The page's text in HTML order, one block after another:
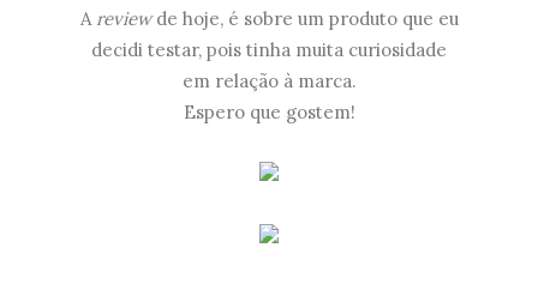
A reviewde hoje, é sobre um produto que eu
decidi testar, pois tinha muita curiosidade
em relação à marca.
Espero que gostem!